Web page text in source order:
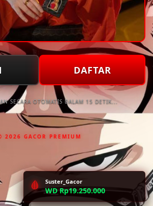
🩸 Suster_Gacor
WD Rp19.250.000
DAFTAR
SECARA OTOMATIS DALAM 15 DETIK...
2026 GACOR PREMIUM